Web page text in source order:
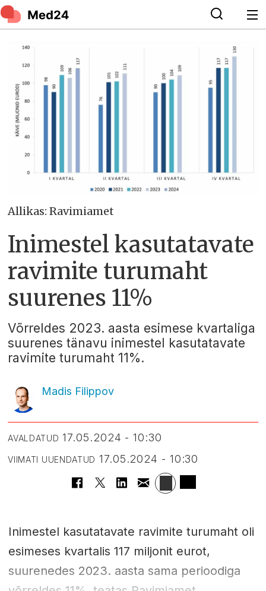
Allikas: Ravimiamet
Inimestel kasutatavate
ravimite turumaht
suurenes 11%
Võrreldes 2023. aasta esimese kvartaliga
suurenes tänavu inimestel kasutatavate
ravimite turumaht 11%.
Madis Filippov
AVALDATUD 17.05.2024 - 10:30
VIIMATI UUENDATUD 17.05.2024 - 10:30
Inimestel kasutatavate ravimite turumaht oli
esimeses kvartalis 117 miljonit eurot,
suurenedes 2023. aasta sama perioodiga